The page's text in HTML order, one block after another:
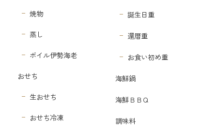
焼物
蒸し
ボイル伊勢海老
おせち
生おせち
おせち冷凍
誕生日重
還暦重
お食い初め重
海鮮鍋
海鮮ＢＢＱ
調味料